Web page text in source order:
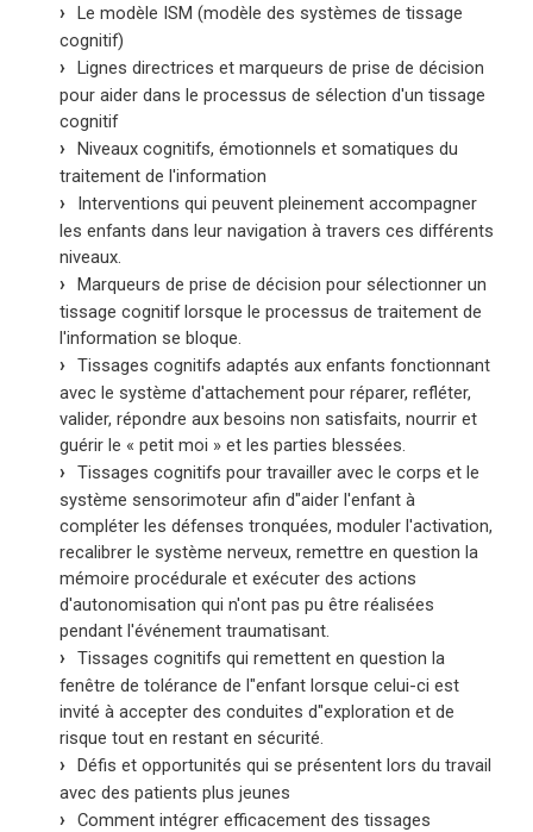
Le modèle ISM (modèle des systèmes de tissage
cognitif)
Lignes directrices et marqueurs de prise de décision
pour aider dans le processus de sélection d'un tissage
cognitif
Niveaux cognitifs, émotionnels et somatiques du
traitement de l'information
Interventions qui peuvent pleinement accompagner
les enfants dans leur navigation à travers ces différents
niveaux.
Marqueurs de prise de décision pour sélectionner un
tissage cognitif lorsque le processus de traitement de
l'information se bloque.
Tissages cognitifs adaptés aux enfants fonctionnant
avec le système d'attachement pour réparer, refléter,
valider, répondre aux besoins non satisfaits, nourrir et
guérir le « petit moi » et les parties blessées.
Tissages cognitifs pour travailler avec le corps et le
système sensorimoteur afin d"aider l'enfant à
compléter les défenses tronquées, moduler l'activation,
recalibrer le système nerveux, remettre en question la
mémoire procédurale et exécuter des actions
d'autonomisation qui n'ont pas pu être réalisées
pendant l'événement traumatisant.
Tissages cognitifs qui remettent en question la
fenêtre de tolérance de l"enfant lorsque celui-ci est
invité à accepter des conduites d"exploration et de
risque tout en restant en sécurité.
Défis et opportunités qui se présentent lors du travail
avec des patients plus jeunes
Comment intégrer efficacement des tissages